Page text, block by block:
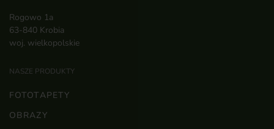
Rogowo 1a
63-840 Krobia
woj. wielkopolskie
NASZE PRODUKTY
FOTOTAPETY
OBRAZY